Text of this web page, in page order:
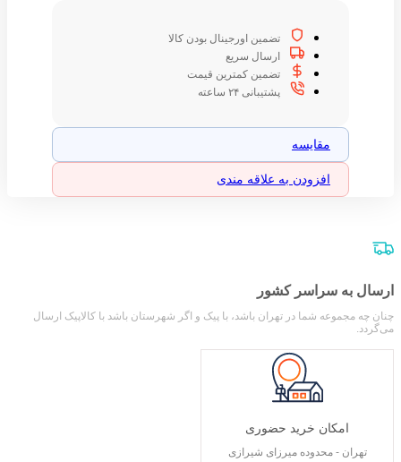
تضمین اورجینال بودن کالا
ارسال سریع
تضمین کمترین قیمت
پشتیبانی ۲۴ ساعته
مقایسه
افزودن به علاقه مندی
ارسال به سراسر کشور
چنان چه مجموعه شما در تهران باشد، با پیک و اگر شهرستان باشد با کالاپیک ارسال
می‌گردد.
امکان خرید حضوری
تهران - محدوده میرزای شیرازی